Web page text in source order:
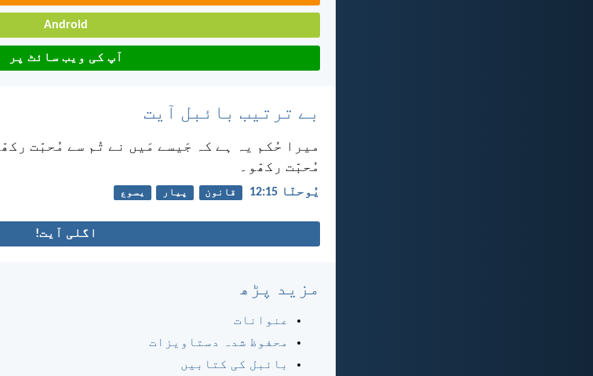
Android
آپ کی ویب سائٹ پر
بے ترتیب بائبل آیت
میرا حُکم یہ ہے کہ جَیسے مَیں نے تُم سے مُحبّت
مُحبّت رکھّو۔
یُوحنّا 15:‏12 قانون پیار یسوع
اگلی آیت!
مزید پڑھ
عنوانات
محفوظ شدہ دستاویزات
بائبل کی کتابیں